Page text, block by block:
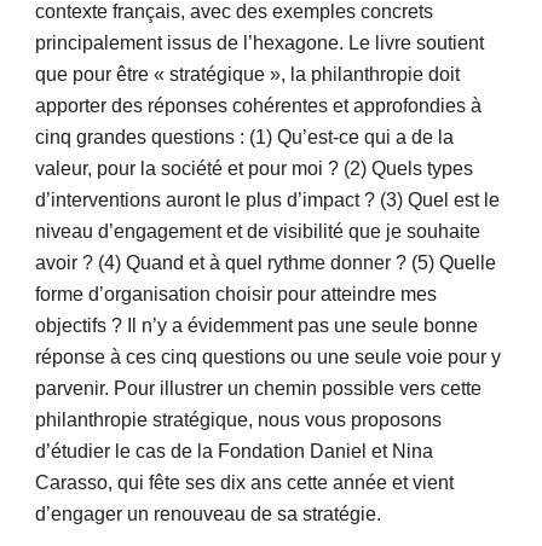
contexte français, avec des exemples concrets
principalement issus de l’hexagone. Le livre soutient
que pour être « stratégique », la philanthropie doit
apporter des réponses cohérentes et approfondies à
cinq grandes questions : (1) Qu’est-ce qui a de la
valeur, pour la société et pour moi ? (2) Quels types
d’interventions auront le plus d’impact ? (3) Quel est le
niveau d’engagement et de visibilité que je souhaite
avoir ? (4) Quand et à quel rythme donner ? (5) Quelle
forme d’organisation choisir pour atteindre mes
objectifs ? Il n’y a évidemment pas une seule bonne
réponse à ces cinq questions ou une seule voie pour y
parvenir. Pour illustrer un chemin possible vers cette
philanthropie stratégique, nous vous proposons
d’étudier le cas de la Fondation Daniel et Nina
Carasso, qui fête ses dix ans cette année et vient
d’engager un renouveau de sa stratégie.